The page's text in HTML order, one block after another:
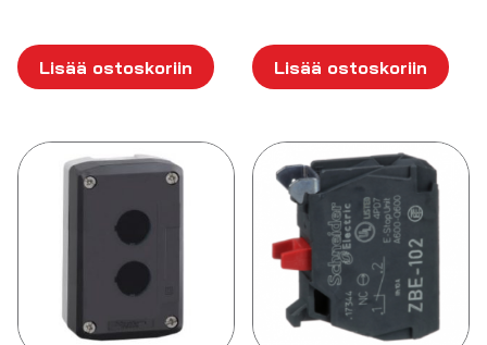
Lisää ostoskoriin Lisää ostoskoriin